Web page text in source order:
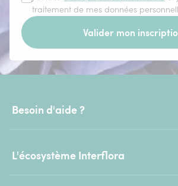
traitement de mes données
Valider mon
Besoin d'aide ?
L'écosystème Interflora